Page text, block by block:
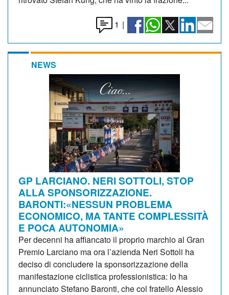
1 |
NEWS
GP LARCIANO. NERI SOTTOLI, STOP
ALLA SPONSORIZZAZIONE.
BARONTI:«NESSUN PROBLEMA
ECONOMICO, MA TANTE COMPLESSITÀ
E POCA AUTONOMIA»
Per decenni ha affiancato il proprio marchio al Gran
Premio Larciano ma ora l’azienda Neri Sottoli ha
deciso di concludere la sponsorizzazione della
manifestazione ciclistica professionistica: lo ha
annunciato Stefano Baronti, che col fratello Alessio